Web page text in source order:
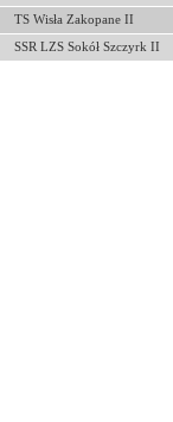
TS Wisła Zakopane II
SSR LZS Sokół Szczyrk II